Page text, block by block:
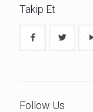
Takip Et
Follow Us